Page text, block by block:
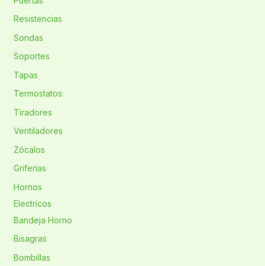
Resistencias
Sondas
Soportes
Tapas
Termostatos
Tiradores
Ventiladores
Zócalos
Griferias
Hornos
Electricos
Bandeja Horno
Bisagras
Bombillas